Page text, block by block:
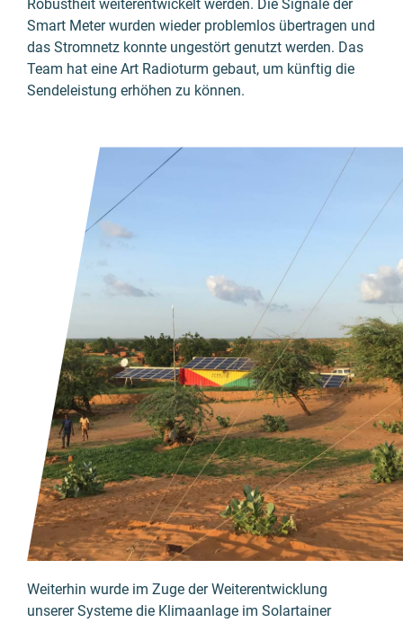
Robustheit weiterentwickelt werden. Die Signale der
Smart Meter wurden wieder problemlos übertragen und
das Stromnetz konnte ungestört genutzt werden. Das
Team hat eine Art Radioturm gebaut, um künftig die
Sendeleistung erhöhen zu können.
Weiterhin wurde im Zuge der Weiterentwicklung
unserer Systeme die Klimaanlage im Solartainer